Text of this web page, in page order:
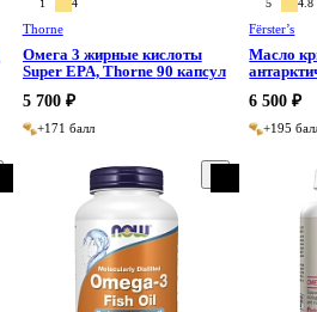
1 4
Thorne
Омега 3 жирные кислоты
Super EPA, Thorne 90 капсул
5 700 ₽
+171 балл
мозга,
5 4.8
Fёrster’s
Масло
6 500 ₽
+195